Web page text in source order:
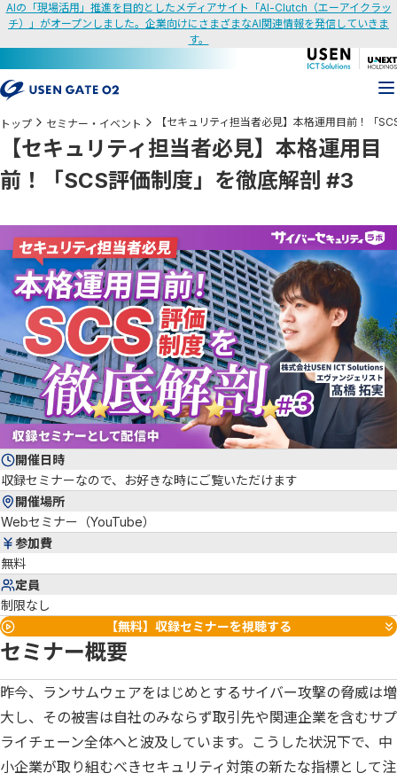
AIの「現場活用」推進を目的としたメディアサイト「AI-Clutch（エーアイクラッ
チ）」がオープンしました。企業向けにさまざまなAI関連情報を発信していきま
す。
トップ セミナー・イベント 【セキュリティ担当者必見】本格運用目前！「
【セキュリティ担当者必見】本格運用目
前！「SCS評価制度」を徹底解剖 #3
開催日時
収録セミナーなので、お好きな時にご覧いただけます
開催場所
Webセミナー（YouTube）
参加費
無料
定員
制限なし
【無料】収録セミナーを視聴する
セミナー概要
昨今、ランサムウェアをはじめとするサイバー攻撃の脅威は増
大し、その被害は自社のみならず取引先や関連企業を含むサプ
ライチェーン全体へと波及しています。こうした状況下で、中
小企業が取り組むべきセキュリティ対策の新たな指標として注